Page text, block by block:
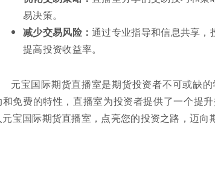
易决策。
减少交易风险：通过专业指导和信息共享，
提高投资收益率。
元宝国际期货直播室是期货投资者不可或缺
和免费的特性，直播室为投资者提供了一个提
元宝国际期货直播室，点亮您的投资之路，迈向